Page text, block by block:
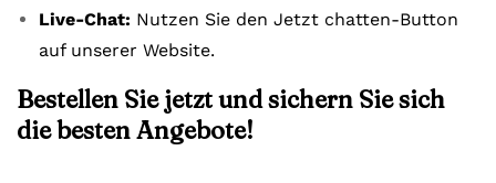
Live-Chat: Nutzen Sie den Jetzt chatten-Button
auf unserer Website.
Bestellen Sie jetzt und sichern Sie sich
die besten Angebote!